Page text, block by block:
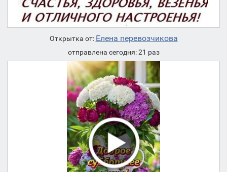
Открытка от: Елена перевозчикова
отправлена сегодня: 21 раз